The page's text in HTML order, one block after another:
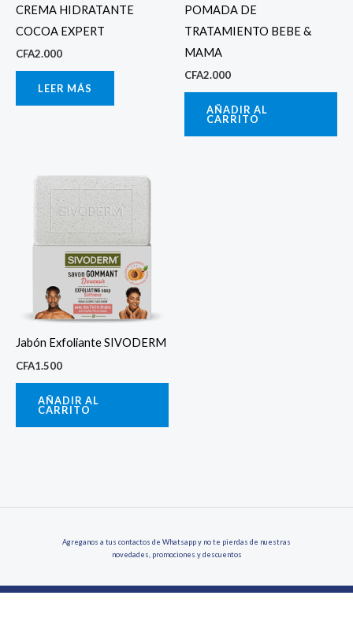
CREMA HIDRATANTE
COCOA EXPERT
CFA2.000
LEER MÁS
POMADA DE
TRATAMIENTO BEBE &
MAMA
CFA2.000
AÑADIR AL
CARRITO
Jabón Exfoliante SIVODERM
CFA1.500
AÑADIR AL
CARRITO
Agreganos a tus contactos de Whatsapp y no te pierdas de nuestras
novedades, promociones y descuentos